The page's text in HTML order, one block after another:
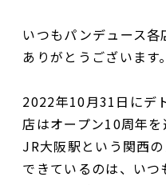
いつもパンデュース
ありがとうございます。
2022年10月31日にデ
店はオープン10周年を
JR大阪駅という関西
できているのは、い